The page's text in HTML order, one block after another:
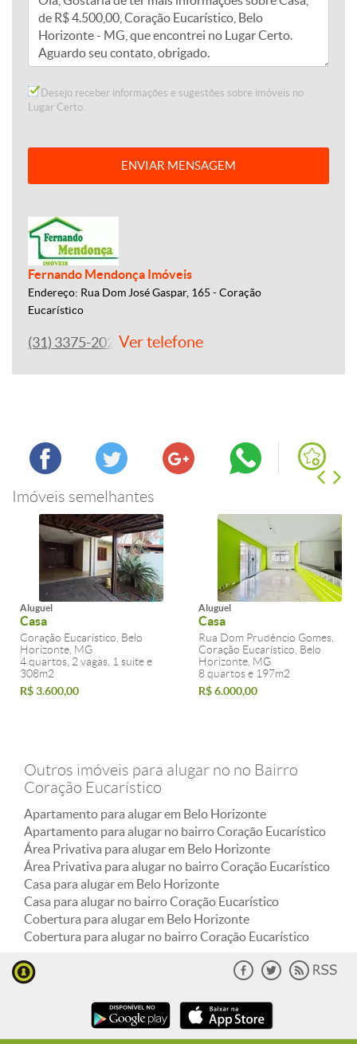
Desejo receber informações e sugestões sobre imóveis no
Lugar Certo.
ENVIAR MENSAGEM
Fernando Mendonça Imóveis
Endereço: Rua Dom José Gaspar, 165 - Coração
Eucarístico
(31) 3375-2022Ver telefone
Imóveis semelhantes
Aluguel
Casa
Coração Eucarístico, Belo
Horizonte, MG
4 quartos, 2 vagas, 1 suite e
308m2
R$ 3.600,00
Aluguel
Casa
Rua Dom Prudêncio Gomes,
Coração Eucarístico, Belo
Horizonte, MG
8 quartos e 197m2
R$ 6.000,00
Outros imóveis para alugar no no Bairro
Coração Eucarístico
Apartamento para alugar em Belo Horizonte
Apartamento para alugar no bairro Coração Eucarístico
Área Privativa para alugar em Belo Horizonte
Área Privativa para alugar no bairro Coração Eucarístico
Casa para alugar em Belo Horizonte
Casa para alugar no bairro Coração Eucarístico
Cobertura para alugar em Belo Horizonte
Cobertura para alugar no bairro Coração Eucarístico